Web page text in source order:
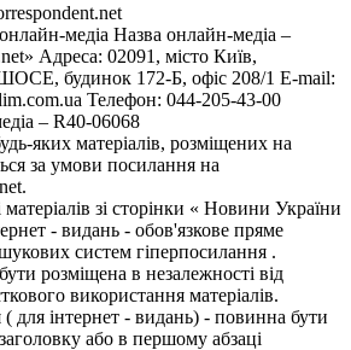
медіа Назва онлайн-медіа –
Адреса: 02091, місто Київ,
будинок 172-Б, офіс 208/1 E-mail:
Телефон: 044-205-43-00
– R40-06068
яких матеріалів, розміщених на
за умови посилання на
зі сторінки « Новини України
- видань - обов'язкове пряме
систем гіперпосилання .
розміщена в незалежності від
використання матеріалів.
для інтернет - видань) - повинна бути
або в першому абзаці